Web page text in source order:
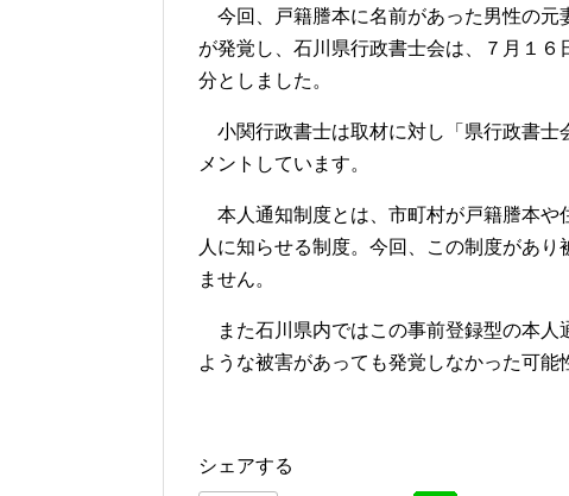
今回、戸籍謄本に名前があった男性の元
が発覚し、石川県行政書士会は、７月１
分としました。
小関行政書士は取材に対し「県行政書士
メントしています。
本人通知制度とは、市町村が戸籍謄本や
人に知らせる制度。今回、この制度があ
ません。
また石川県内ではこの事前登録型の本人
ような被害があっても発覚しなかった可能
シェアする